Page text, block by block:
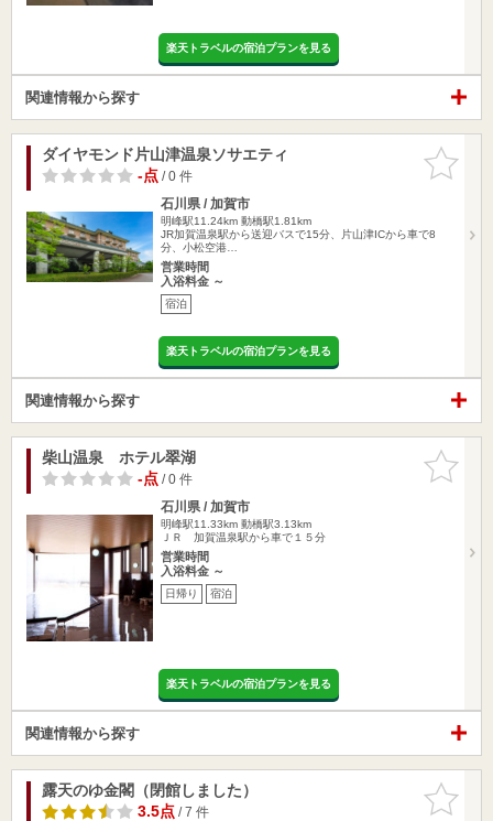
楽天トラベルの宿泊プランを見る
関連情報から探す
お気に入
りに追加
ダイヤモンド片山津温泉ソサエティ
-点/ 0 件
石川県 / 加賀市
明峰駅11.24km 動橋駅1.81km
JR加賀温泉駅から送迎バスで15分、片山津ICから車で8
分、小松空港…
営業時間
入浴料金 ～
宿泊
楽天トラベルの宿泊プランを見る
関連情報から探す
お気に入
りに追加
柴山温泉 ホテル翠湖
-点/ 0 件
石川県 / 加賀市
明峰駅11.33km 動橋駅3.13km
ＪＲ 加賀温泉駅から車で１５分
営業時間
入浴料金 ～
日帰り 宿泊
楽天トラベルの宿泊プランを見る
関連情報から探す
お気に入
りに追加
露天のゆ金閣（閉館しました）
3.5点/ 7 件